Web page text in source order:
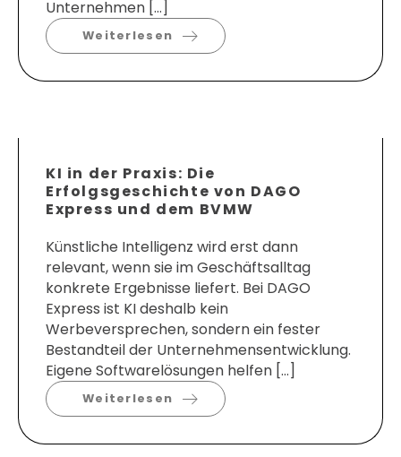
Unternehmen […]
Weiterlesen
KI in der Praxis: Die
Erfolgsgeschichte von DAGO
Express und dem BVMW
Künstliche Intelligenz wird erst dann
relevant, wenn sie im Geschäftsalltag
konkrete Ergebnisse liefert. Bei DAGO
Express ist KI deshalb kein
Werbeversprechen, sondern ein fester
Bestandteil der Unternehmensentwicklung.
Eigene Softwarelösungen helfen […]
Weiterlesen